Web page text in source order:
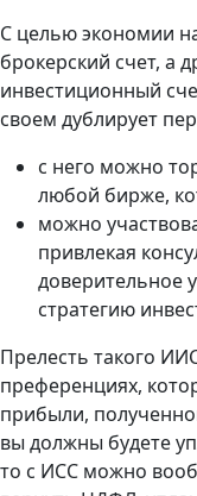
С целью экономии
брокерский счет, а
инвестиционный
своем дублирует
с него можно
любой бирже,
можно
привлекая
доверительное
стратегию
Прелесть такого
преференциях,
прибыли,
вы должны будете
то с ИСС можно